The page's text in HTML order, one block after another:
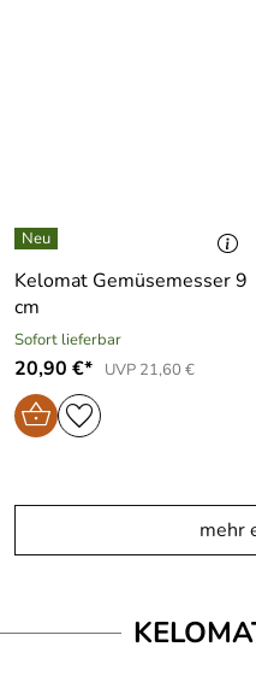
Kelomat Gemüsemesser 9
cm
Sofort lieferbar
20,90 €* UVP 21,60 €
mehr